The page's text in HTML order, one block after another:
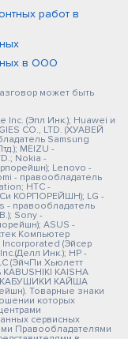
работ в
в ООО
может быть
Inc. (Эпл Инк.); Huawei и
CO., LTD. (ХУАВЕЙ
Samsung
MEIZU -
Nokia -
Lenovo -
- правообладатель
HTC -
Си КОРПОРЕЙШН); LG -
- правообладатель
Sony -
ASUS -
Компьютер
Incorporated (Эйсер
Инк.); HP -
(ЭйчПи Хьюлетт
KAISHA
(КАБУШИКИ КАЙША
Товарные знаки
которых
сервисных
Правообладателями